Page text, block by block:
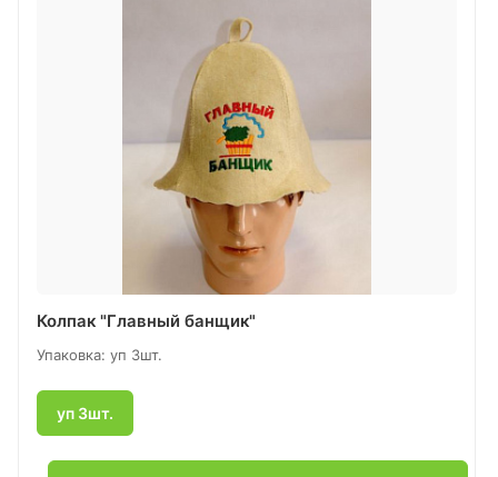
Колпак "Главный банщик"
Упаковка: уп 3шт.
уп 3шт.